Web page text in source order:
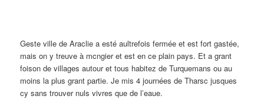
Geste ville de Araclie a esté aultrefois fermée et est fort gastée,
mais on y treuve à mcngier et est en ce plain pays. Et a grant
foison de villages autour et tous habitez de Turquemans ou au
moins la plus grant partie. Je mis 4 journées de Tharsc jusques
cy sans trouver nuls vivres que de l’eaue.